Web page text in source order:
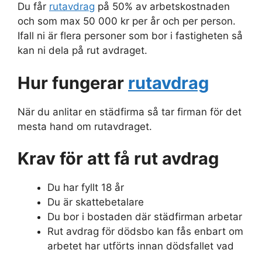
Du får rutavdrag på 50% av arbetskostnaden
och som max 50 000 kr per år och per person.
Ifall ni är flera personer som bor i fastigheten så
kan ni dela på rut avdraget.
Hur fungerar rutavdrag
När du anlitar en städfirma så tar firman för det
mesta hand om rutavdraget.
Krav för att få rut avdrag
Du har fyllt 18 år
Du är skattebetalare
Du bor i bostaden där städfirman arbetar
Rut avdrag för dödsbo kan fås enbart om
arbetet har utförts innan dödsfallet vad